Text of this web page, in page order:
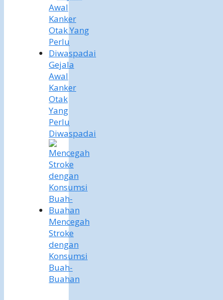
Gejala
Awal
Kanker
Otak
Yang
Perlu
Diwaspadai
Mencegah
Stroke
dengan
Konsumsi
Buah-
Buahan